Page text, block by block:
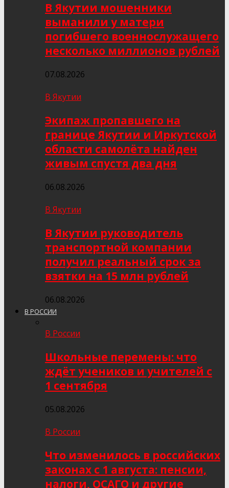
В Якутии мошенники
выманили у матери
погибшего военнослужащего
несколько миллионов рублей
07.08.2026
В Якутии
Экипаж пропавшего на
границе Якутии и Иркутской
области самолёта найден
живым спустя два дня
06.08.2026
В Якутии
В Якутии руководитель
транспортной компании
получил реальный срок за
взятки на 15 млн рублей
06.08.2026
В РОССИИ
В России
Школьные перемены: что
ждёт учеников и учителей с
1 сентября
05.08.2026
В России
Что изменилось в российских
законах с 1 августа: пенсии,
налоги, ОСАГО и другие